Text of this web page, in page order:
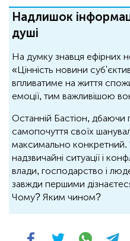
Надлишок
душі
На думку знавця ефірних
«Цінність новини
впливатиме на життя
емоції, тим важливішою
Останній Бастіон, дбаючи
самопочуття своїх
максимально конкретний.
надзвичайні ситуації і
влади, господарство і
завжди першими
Чому? Яким чином?